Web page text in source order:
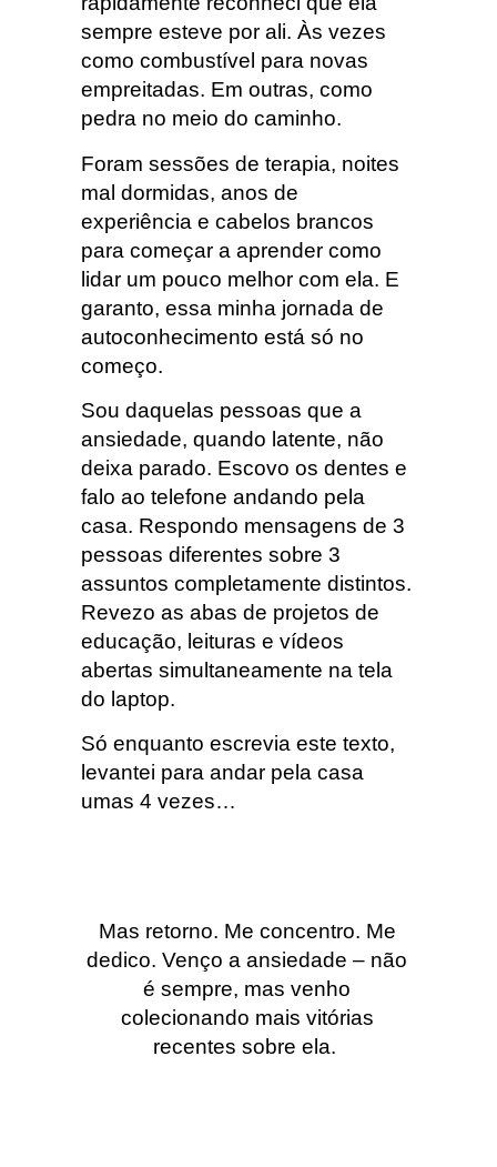
sempre esteve por ali. Às vezes
como combustível para novas
empreitadas. Em outras, como
pedra no meio do caminho.
Foram sessões de terapia, noites
mal dormidas, anos de
experiência e cabelos brancos
para começar a aprender como
lidar um pouco melhor com ela. E
garanto, essa minha jornada de
autoconhecimento está só no
começo.
Sou daquelas pessoas que a
ansiedade, quando latente, não
deixa parado. Escovo os dentes e
falo ao telefone andando pela
casa. Respondo mensagens de 3
pessoas diferentes sobre 3
assuntos completamente distintos.
Revezo as abas de projetos de
educação, leituras e vídeos
abertas simultaneamente na tela
do laptop.
Só enquanto escrevia este texto,
levantei para andar pela casa
umas 4 vezes…
Mas retorno. Me concentro. Me
dedico. Venço a ansiedade – não
é sempre, mas venho
colecionando mais vitórias
recentes sobre ela.